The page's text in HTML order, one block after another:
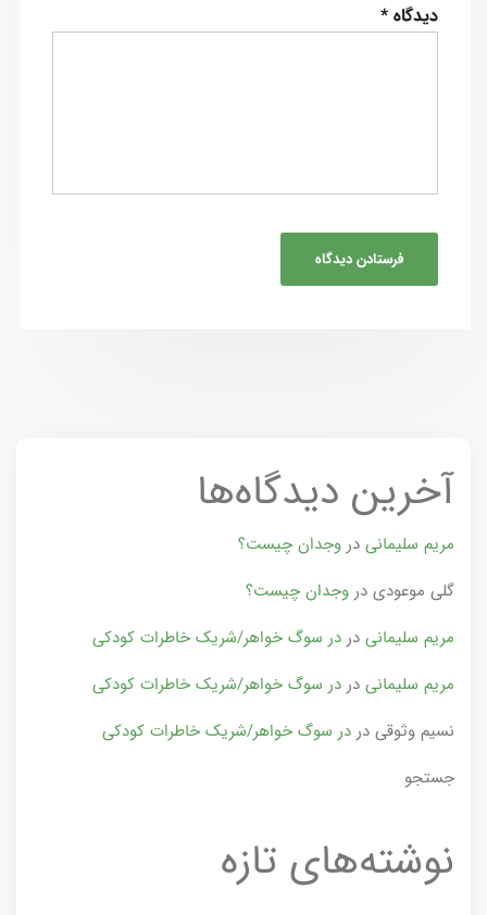
دیدگاه*
آخرین دیدگاه‌ها
مریم سلیمانی در وجدان چیست؟
گلی موعودی در وجدان چیست؟
مریم سلیمانی در در سوگ خواهر/شریک خاطرات کودکی
مریم سلیمانی در در سوگ خواهر/شریک خاطرات کودکی
نسیم وثوقی در در سوگ خواهر/شریک خاطرات کودکی
جستجو
نوشته‌های تازه